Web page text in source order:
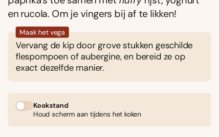
en rucola. Om je vingers bij af te likken!
Maak het vega
Vervang de kip door grove stukken geschilde
flespompoen of aubergine, en bereid ze op
exact dezelfde manier.
Kookstand
Houd scherm aan tijdens het koken